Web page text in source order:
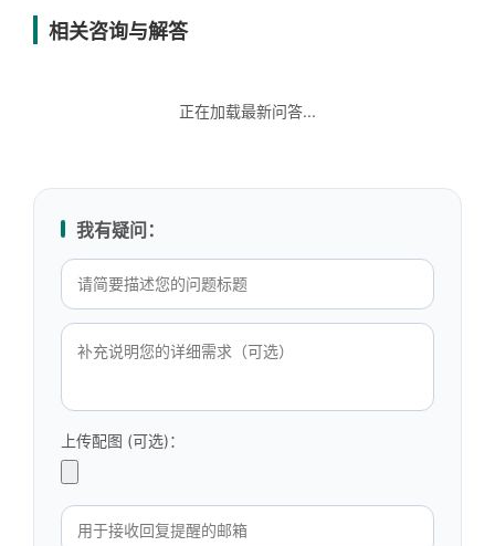
相关咨询与解答
正在加载最新问答...
我有疑问：
上传配图 (可选)：